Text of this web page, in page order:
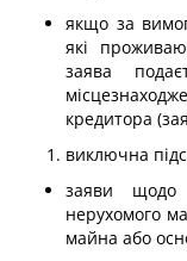
якщо за
які
заява
кредитора
виключна
заяви щодо
нерухомого
майна або